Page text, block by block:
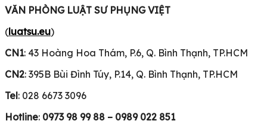
VĂN PHÒNG LUẬT SƯ PHỤNG VIỆT
(luatsu.eu)
CN1: 43 Hoàng Hoa Thám, P.6, Q. Bình Thạnh, TP.HCM
CN2: 395B Bùi Đình Túy, P.14, Q. Bình Thạnh, TP.HCM
Tel: 028 6673 3096
Hotline: 0973 98 99 88 – 0989 022 851